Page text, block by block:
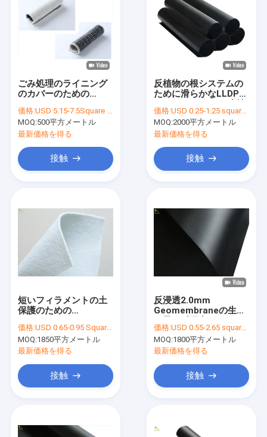
プロダクト
ごみ処理のライニング
のカバーのための
ンタイト合成のマット
価格:USD 5.15-7.5Square Meter
MOQ:500平方メートル
最新価格を得る
接触
反植物の根システムの
ために滑らかなLLDPE
価格:USD 0.25-1.25 square meters
MOQ:2000平方メートル
最新価格を得る
接触
短いフィラメントの土
保護のための
の生地250g
価格:USD 0.65-0.95 Square Meter
MOQ:1850平方メートル
最新価格を得る
接触
反浸透2.0mm
Geomembraneの生地
価格:USD 0.55-2.65 square meters
MOQ:1800平方メートル
最新価格を得る
接触